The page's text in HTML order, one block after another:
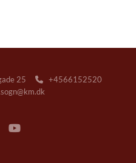
25 +4566152520